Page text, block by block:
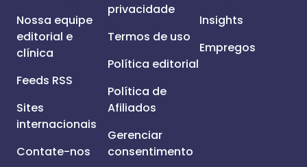
Nossa equipe
editorial e
clínica
Feeds RSS
Sites
internacionais
Contate-nos
privacidade
Termos de uso
Política editorial
Política de
Afiliados
Gerenciar
consentimento
Insights
Empregos